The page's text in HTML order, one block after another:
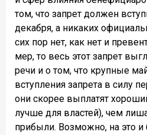
том, что запрет должен
декабря, а никаких
сих пор нет, как нет и
мер, то весь этот запрет
речи и о том, что крупные
вступления запрета в силу
они скорее выплатят
лучше для властей), чем
прибыли. Возможно, на это и